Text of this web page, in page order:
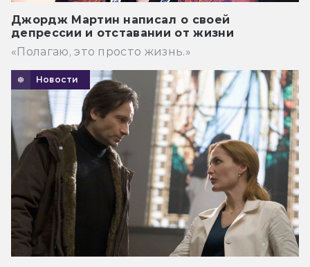
Джордж Мартин написал о своей
депрессии и отставании от жизни
«Полагаю, это просто жизнь.»
Новости